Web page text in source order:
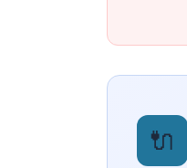
🔌